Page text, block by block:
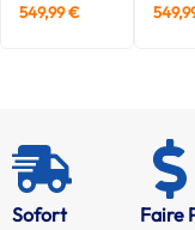
549,99€
Sofort
Faire